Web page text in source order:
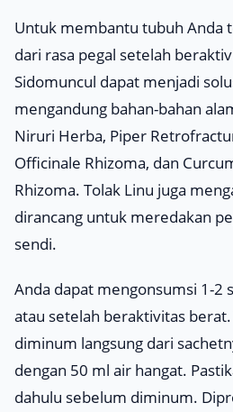
Untuk membantu tubuh Anda
dari rasa pegal setelah
Sidomuncul dapat menjadi
mengandung bahan-bahan
Niruri Herba, Piper
Officinale Rhizoma, dan
Rhizoma. Tolak Linu juga
dirancang untuk meredakan
sendi.
Anda dapat mengonsumsi 1-2
atau setelah beraktivitas
diminum langsung dari
dengan 50 ml air hangat.
dahulu sebelum diminum.